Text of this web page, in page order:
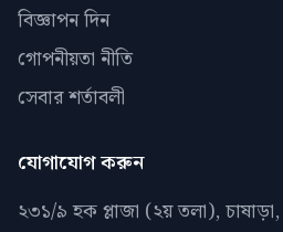
বিজ্ঞাপন দিন
গোপনীয়তা নীতি
সেবার শর্তাবলী
যোগাযোগ করুন
২৩১/৯ হক প্লাজা (২য় তলা), চাষাড়া,